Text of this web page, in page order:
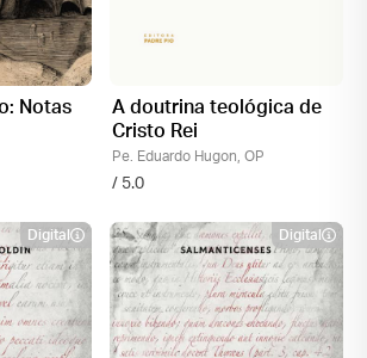
Notas
A doutrina teológica de
Cristo Rei
Pe. Eduardo Hugon, OP
/ 5.0
Digital Digital